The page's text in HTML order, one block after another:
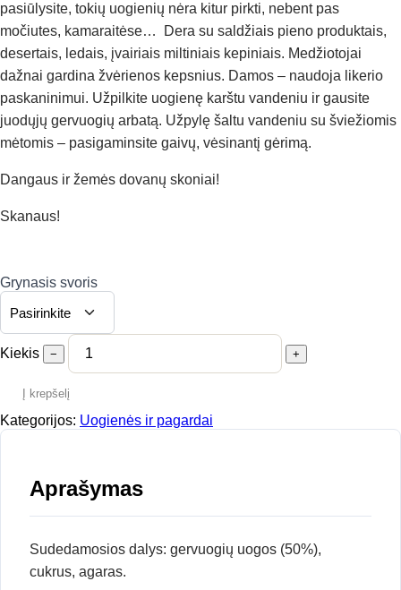
pasiūlysite, tokių uogienių nėra kitur pirkti, nebent pas
močiutes, kamaraitėse… Dera su saldžiais pieno produktais,
desertais, ledais, įvairiais miltiniais kepiniais. Medžiotojai
dažnai gardina žvėrienos kepsnius. Damos – naudoja likerio
paskaninimui. Užpilkite uogienę karštu vandeniu ir gausite
juodųjų gervuogių arbatą. Užpylę šaltu vandeniu su šviežiomis
mėtomis – pasigaminsite gaivų, vėsinantį gėrimą.
Dangaus ir žemės dovanų skoniai!
Skanaus!
Grynasis svoris
Kiekis − +
Į krepšelį
Kategorijos: Uogienės ir pagardai
Aprašymas
Sudedamosios dalys: gervuogių uogos (50%),
cukrus, agaras.